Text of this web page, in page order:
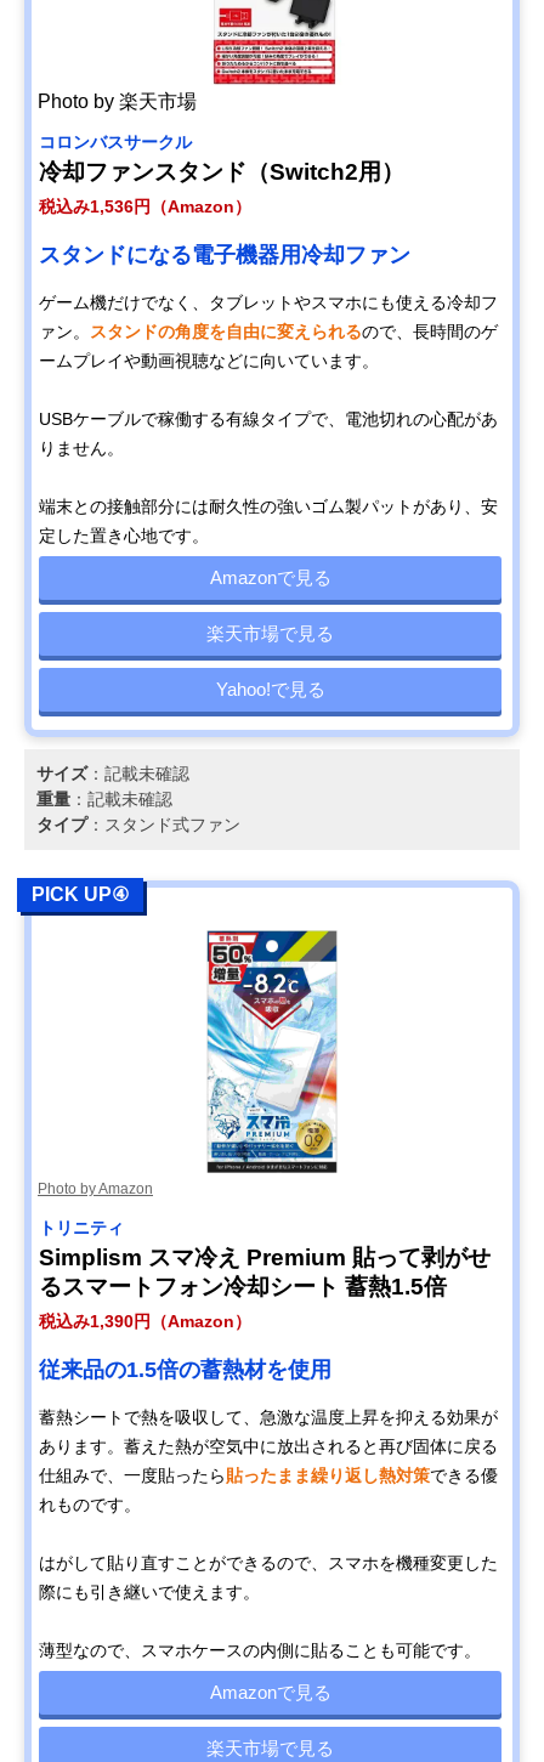
Photo by 楽天市場
コロンバスサークル
冷却ファンスタンド（Switch2用）
税込み1,536円（Amazon）
スタンドになる電子機器用冷却ファン
ゲーム機だけでなく、タブレットやスマホにも使える冷却フ
ァン。
スタンドの角度を自由に変えられるので、長時間のゲ
ームプレイや動画視聴などに向いています。
USBケーブルで稼働する有線タイプで、電池切れの心配があ
りません。
端末との接触部分には耐久性の強いゴム製パットがあり、安
定した置き心地です。
Amazonで見る
楽天市場で見る
Yahoo!で見る
サイズ：記載未確認
重量 ：記載未確認
タイプ：スタンド式ファン
PICK UP④
Photo by Amazon
トリニティ
Simplism スマ冷え Premium 貼って剥がせ
るスマートフォン冷却シート 蓄熱1.5倍
税込み1,390円（Amazon）
従来品の1.5倍の蓄熱材を使用
蓄熱シートで熱を吸収して、急激な温度上昇を抑える効果が
あります。蓄えた熱が空気中に放出されると再び固体に戻る
仕組みで、一度貼ったら貼ったまま繰り返し熱対策できる優
れものです。
はがして貼り直すことができるので、スマホを機種変更した
際にも引き継いで使えます。
薄型なので、スマホケースの内側に貼ることも可能です。
Amazonで見る
楽天市場で見る